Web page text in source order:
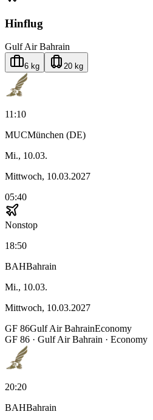
Hinflug
Gulf Air Bahrain
6 kg 20 kg
11:10
MUCMünchen (DE)
Mi., 10.03.
Mittwoch, 10.03.2027
05:40
Nonstop
18:50
BAHBahrain
Mi., 10.03.
Mittwoch, 10.03.2027
GF 86Gulf Air BahrainEconomy
GF 86 · Gulf Air Bahrain · Economy
20:20
BAHBahrain